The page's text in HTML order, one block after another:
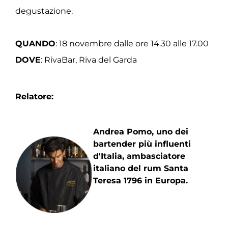
degustazione.
QUANDO: 18 novembre dalle ore 14.30 alle 17.00
DOVE: RivaBar, Riva del Garda
Relatore:
Andrea Pomo, uno dei
bartender più influenti
d'Italia, ambasciatore
italiano del rum Santa
Teresa 1796 in Europa.